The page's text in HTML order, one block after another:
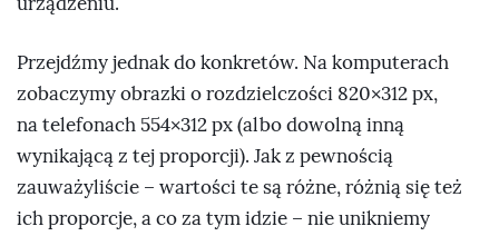
Przejdźmy jednak do konkretów. Na komputerach
zobaczymy obrazki o rozdzielczości 820×312 px,
na telefonach 554×312 px (albo dowolną inną
wynikającą z tej proporcji). Jak z pewnością
zauważyliście – wartości te są różne, różnią się też
ich proporcje, a co za tym idzie – nie unikniemy